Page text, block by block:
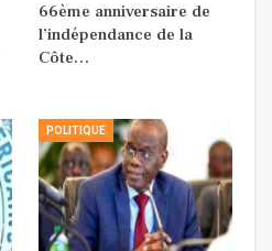
66ème anniversaire de
l’indépendance de la
Côte…
POLITIQUE